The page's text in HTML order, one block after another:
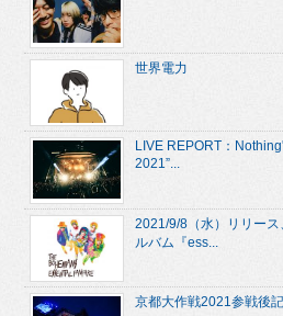
世界電力
LIVE REPORT：
2021”...
2021/9/8（水）リリー
ルバム『ess...
京都大作戦2021参戦後記